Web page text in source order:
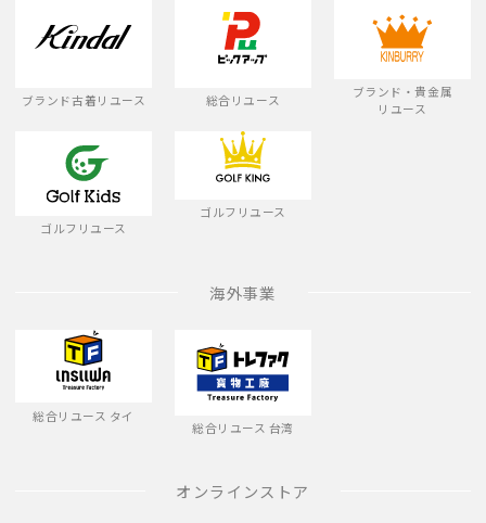
ブランド古着リユース 総合リユース
ブランド・貴金属
リユース
ゴルフリユース
ゴルフリユース
海外事業
総合リユース タイ
総合リユース 台湾
オンラインストア